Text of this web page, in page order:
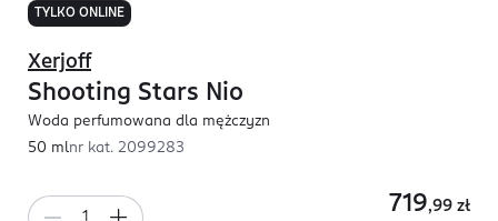
TYLKO ONLINE
Xerjoff
Shooting Stars Nio
Woda perfumowana dla mężczyzn
50 mlnr kat. 2099283
719,99 zł